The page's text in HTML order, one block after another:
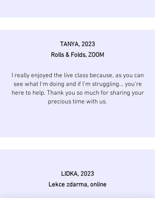
TANYA, 2023
Rolls & Folds, ZOOM
I really enjoyed the live class because, as you can
see what I'm doing and if I'm struggling... you're
here to help. Thank you so much for sharing your
precious time with us.
LIDKA, 2023
Lekce zdarma, online